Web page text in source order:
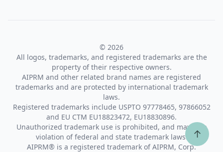
© 2026
All logos, trademarks, and registered trademarks are the
property of their respective owners.
AIPRM and other related brand names are registered
trademarks and are protected by international trademark
laws.
Registered trademarks include USPTO 97778465, 97866052
and EU CTM EU18823472, EU18830896.
Unauthorized trademark use is prohibited, and may be a
violation of federal and state trademark laws.
AIPRM® is a registered trademark of AIPRM, Corp.
↑